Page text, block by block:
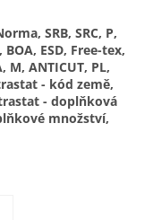
SRB, SRC, P,
BOA, ESD, Free-tex,
M, ANTICUT, PL,
- kód země,
- doplňková
množství,